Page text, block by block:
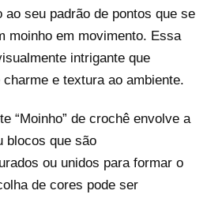
ao seu padrão de pontos que se
moinho em movimento. Essa
intrigante que
e textura ao ambiente.
“Moinho” de crochê envolve a
blocos que são
ou unidos para formar o
de cores pode ser